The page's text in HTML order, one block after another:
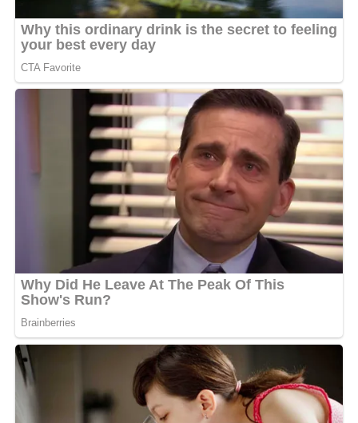
pas à arrondir les angles, ce single pourrait consolider
sa place parmi les voix marquantes du rap gabonais
actuel. À quelques jours de sa mise en ligne, l’attente
grandit chez les fans, curieux de découvrir ce premier
avant-goût deMenace sur la planète Ntcham. Un projet
qui, à en croire ce titre, devrait porter une parole brute,
sociale et profondément ancrée dans l’époque.
UNE